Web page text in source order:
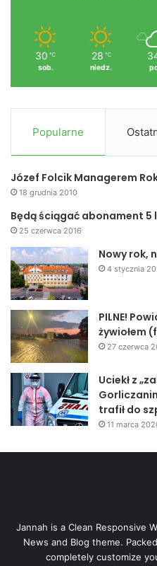
30 ℃
sob.
28 ℃
niedz.
Popularne
Józef Folcik Managerem
18 grudnia 2010
Będą ściągać abonament 5
25 czerwca 2016
Nowy rok,
4 stycznia
PILNE!
żywiołem
27 czerwca
Uciekł z
trafił do
11 marca
Jannah is a Clean Responsive
News and Blog theme.
completely customize